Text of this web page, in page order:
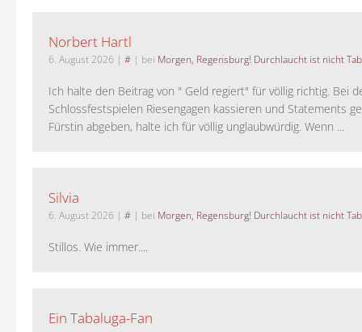
Norbert Hartl
6. August 2026 | # | bei Morgen, Regensburg! Durchlaucht ist nicht
Ich halte den Beitrag von " Geld regiert" für völlig richtig. Bei
Schlossfestspielen Riesengagen kassieren und Statements
Fürstin abgeben, halte ich für völlig unglaubwürdig. Wenn ...
Silvia
6. August 2026 | # | bei Morgen, Regensburg! Durchlaucht ist nicht
Stillos. Wie immer....
Ein Tabaluga-Fan